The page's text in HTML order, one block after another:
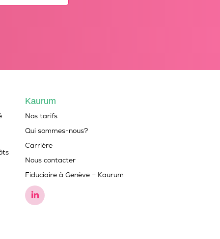
Kaurum
Nos tarifs
Qui sommes-nous?
Carrière
Nous contacter
Fiduciaire à Genève – Kaurum